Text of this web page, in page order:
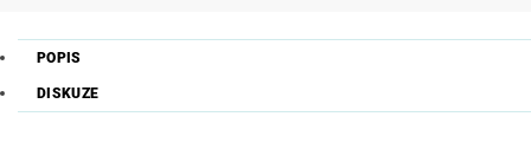
POPIS
DISKUZE